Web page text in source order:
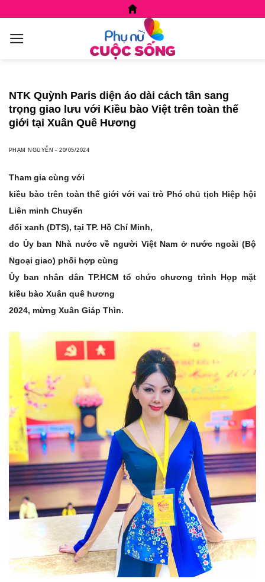
content
NTK Quỳnh Paris diện áo dài cách tân sang
trọng giao lưu với Kiều bào Việt trên toàn thế
giới tại Xuân Quê Hương
PHẠM NGUYỄN -20/05/2024
Tham gia cùng với
kiều bào trên toàn thế giới với vai trò Phó chủ tịch Hiệp hội
Liên minh Chuyển
đổi xanh (DTS), tại TP. Hồ Chí Minh,
do Ủy ban Nhà nước về người Việt Nam ở nước ngoài (Bộ
Ngoại giao) phối hợp cùng
Ủy ban nhân dân TP.HCM tổ chức chương trình Họp mặt
kiều bào Xuân quê hương
2024, mừng Xuân Giáp Thìn.